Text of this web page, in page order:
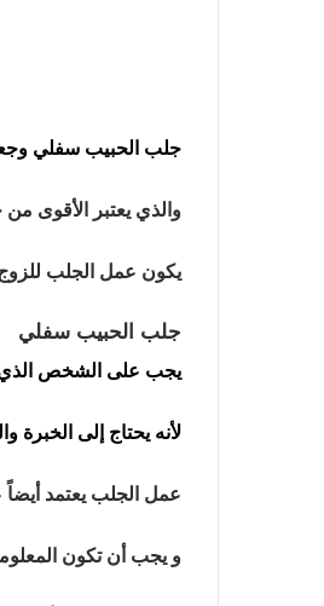
جلب الحبيب سفلي
والذي يعتبر الأقوى
يكون عمل الجلب للزوج
جلب الحبيب سفلي
يجب على الشخص الذي
لأنه يحتاج إلى
عمل الجلب يعتمد
و يجب أن تكون